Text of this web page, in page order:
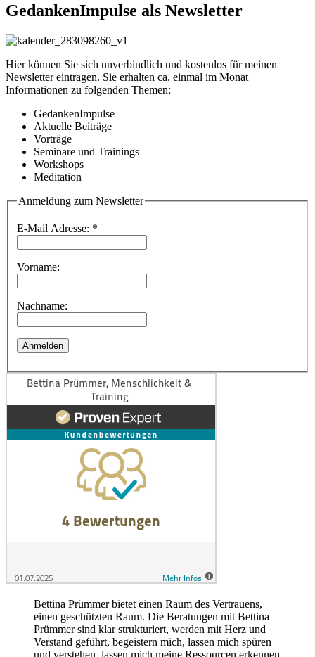
GedankenImpulse als Newsletter
Hier können Sie sich unverbindlich und kostenlos für meinen
Newsletter eintragen. Sie erhalten ca. einmal im Monat
Informationen zu folgenden Themen:
GedankenImpulse
Aktuelle Beiträge
Vorträge
Seminare und Trainings
Workshops
Meditation
Anmeldung zum Newsletter
E-Mail Adresse: *
Vorname:
Nachname:
Bettina Prümmer bietet einen Raum des Vertrauens,
einen geschützten Raum. Die Beratungen mit Bettina
Prümmer sind klar strukturiert, werden mit Herz und
Verstand geführt, begeistern mich, lassen mich spüren